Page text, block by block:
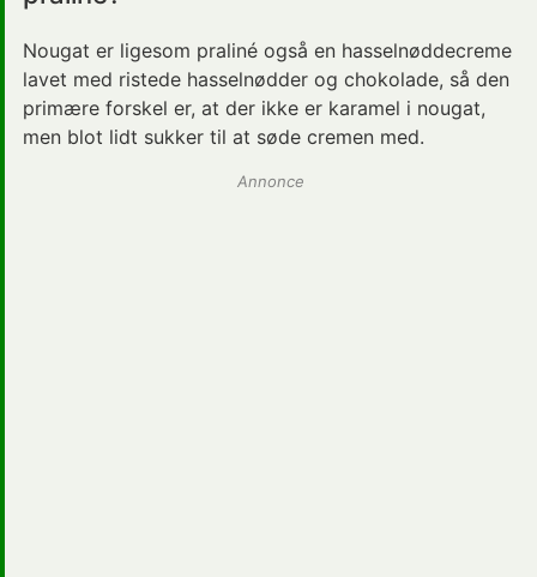
Nougat er ligesom praliné også en hasselnøddecreme
lavet med ristede hasselnødder og chokolade, så den
primære forskel er, at der ikke er karamel i nougat,
men blot lidt sukker til at søde cremen med.
Annonce